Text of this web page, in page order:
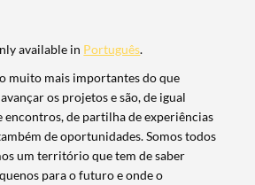
available in Português.
muito mais importantes do que
os projetos e são, de igual
encontros, de partilha de experiências
de oportunidades. Somos todos
um território que tem de saber
para o futuro e onde o